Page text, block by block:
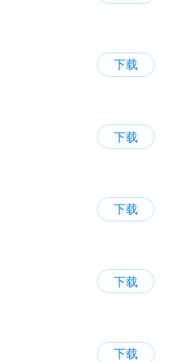
下载
下载
下载
下载
下载